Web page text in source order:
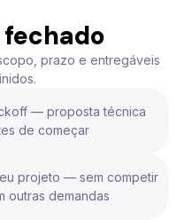
fechado
prazo e entregáveis
— proposta técnica
de começar
projeto — sem competir
outras demandas